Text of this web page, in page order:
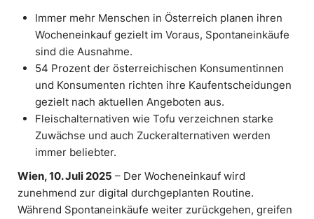
Immer mehr Menschen in Österreich planen ihren
Wocheneinkauf gezielt im Voraus, Spontaneinkäufe
sind die Ausnahme.
54 Prozent der österreichischen Konsumentinnen
und Konsumenten richten ihre Kaufentscheidungen
gezielt nach aktuellen Angeboten aus.
Fleischalternativen wie Tofu verzeichnen starke
Zuwächse und auch Zuckeralternativen werden
immer beliebter.
Wien, 10. Juli 2025 – Der Wocheneinkauf wird
zunehmend zur digital durchgeplanten Routine.
Während Spontaneinkäufe weiter zurückgehen, greifen